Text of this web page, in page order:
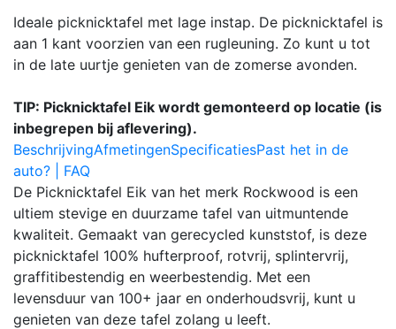
Ideale picknicktafel met lage instap. De picknicktafel is
aan 1 kant voorzien van een rugleuning. Zo kunt u tot
in de late uurtje genieten van de zomerse avonden.
TIP: Picknicktafel Eik wordt gemonteerd op locatie (is
inbegrepen bij aflevering).
BeschrijvingAfmetingenSpecificatiesPast het in de
auto? | FAQ
De Picknicktafel Eik van het merk Rockwood is een
ultiem stevige en duurzame tafel van uitmuntende
kwaliteit. Gemaakt van gerecycled kunststof, is deze
picknicktafel 100% hufterproof, rotvrij, splintervrij,
graffitibestendig en weerbestendig. Met een
levensduur van 100+ jaar en onderhoudsvrij, kunt u
genieten van deze tafel zolang u leeft.